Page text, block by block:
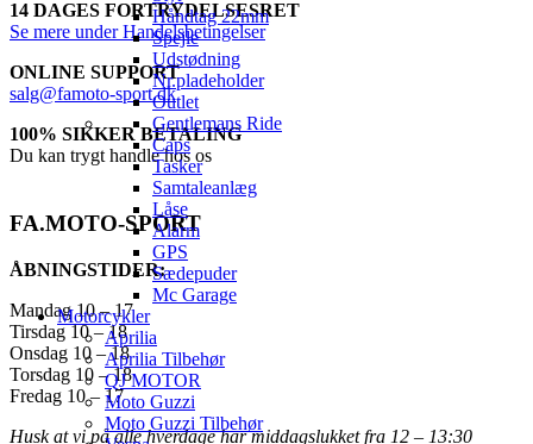
Håndtag 22mm
Spejle
Udstødning
Nr.pladeholder
Outlet
Gentlemans Ride
Caps
Tasker
Samtaleanlæg
Låse
Alarm
GPS
Sædepuder
Mc Garage
Motorcykler
Aprilia
Aprilia Tilbehør
QJ MOTOR
Moto Guzzi
Moto Guzzi Tilbehør
14 DAGES FORTRYDELSESRET
Se mere under Handelsbetingelser
ONLINE SUPPORT
salg@famoto-sport.dk
100% SIKKER BETALING
Du kan trygt handle hos os
FA.MOTO-SPORT
ÅBNINGSTIDER:
Mandag 10 – 17
Tirsdag 10 – 18
Onsdag 10 – 18
Torsdag 10 – 18
Fredag 10 – 17
Husk at vi på alle hverdage har middagslukket fra 12 – 13:30